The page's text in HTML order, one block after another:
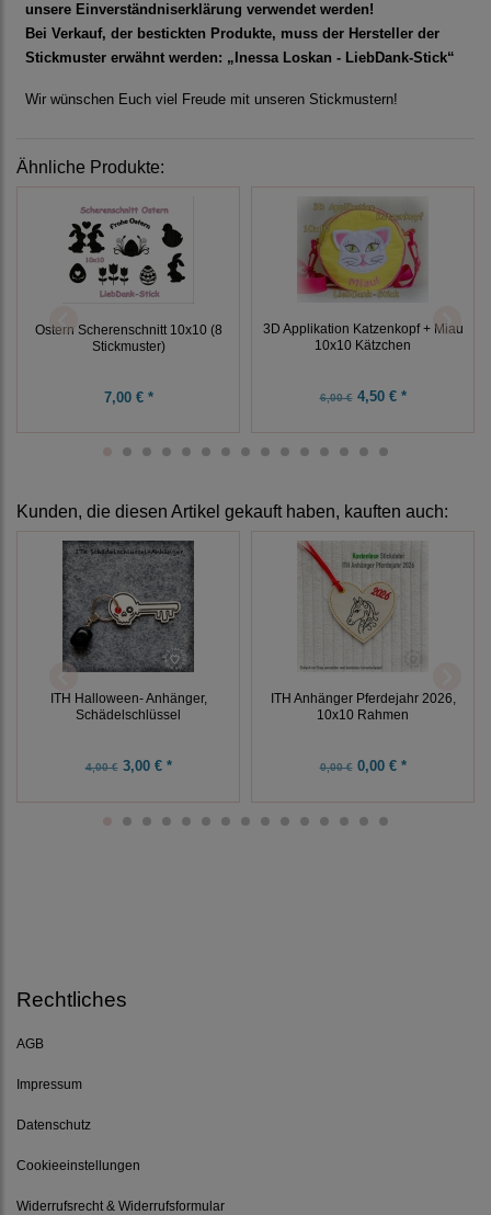
unsere Einverständniserklärung verwendet werden!
Bei Verkauf, der bestickten Produkte, muss der Hersteller der
Stickmuster erwähnt werden: „Inessa Loskan - LiebDank-Stick“
Wir wünschen Euch viel Freude mit unseren Stickmustern!
Ähnliche Produkte:
Ostern Scherenschnitt 10x10 (8
Stickmuster)
7,00 € *
3D Applikation Katzenkopf + Miau
10x10 Kätzchen
6,00 €4,50 € *
Kunden, die diesen Artikel gekauft haben, kauften auch:
ITH Halloween- Anhänger,
Schädelschlüssel
4,00 €3,00 € *
ITH Anhänger Pferdejahr 2026,
10x10 Rahmen
0,00 €0,00 € *
Rechtliches
AGB
Impressum
Datenschutz
Cookieeinstellungen
Widerrufsrecht & Widerrufsformular